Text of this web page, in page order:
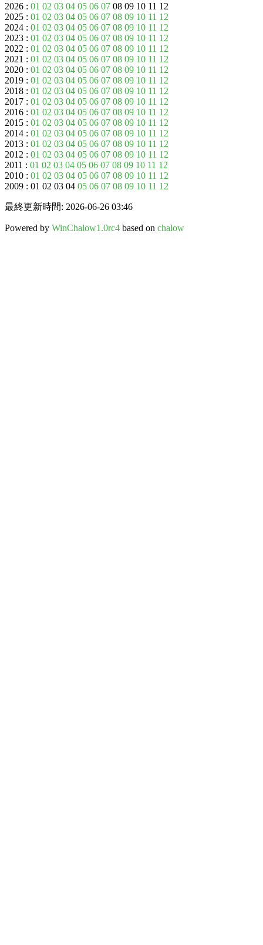
2026 : 01 02 03 04 05 06 07 08 09 10 11 12
2025 : 01 02 03 04 05 06 07 08 09 10 11 12
2024 : 01 02 03 04 05 06 07 08 09 10 11 12
2023 : 01 02 03 04 05 06 07 08 09 10 11 12
2022 : 01 02 03 04 05 06 07 08 09 10 11 12
2021 : 01 02 03 04 05 06 07 08 09 10 11 12
2020 : 01 02 03 04 05 06 07 08 09 10 11 12
2019 : 01 02 03 04 05 06 07 08 09 10 11 12
2018 : 01 02 03 04 05 06 07 08 09 10 11 12
2017 : 01 02 03 04 05 06 07 08 09 10 11 12
2016 : 01 02 03 04 05 06 07 08 09 10 11 12
2015 : 01 02 03 04 05 06 07 08 09 10 11 12
2014 : 01 02 03 04 05 06 07 08 09 10 11 12
2013 : 01 02 03 04 05 06 07 08 09 10 11 12
2012 : 01 02 03 04 05 06 07 08 09 10 11 12
2011 : 01 02 03 04 05 06 07 08 09 10 11 12
2010 : 01 02 03 04 05 06 07 08 09 10 11 12
2009 : 01 02 03 04 05 06 07 08 09 10 11 12
最終更新時間: 2026-06-26 03:46
Powered by WinChalow1.0rc4 based on chalow